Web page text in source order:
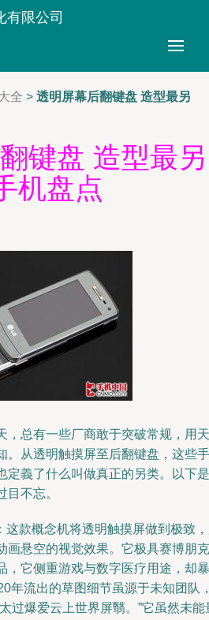
有限公司
全 > 透明屏幕后翻键盘 造型最另
键盘 造型最另
机盘点
，总有一些厂商敢于突破常规，用天
。从透明触摸屏至后翻键盘，这些手
定義了什么叫做真正的另类。以下是
不忘。
这款概念机将透明触摸屏做到极致
画悬空的视觉效果。它极具赛博朋克
，它侧重游戏与数字医疗用途，却暴
年流出的草图细节虽源于未知团队
过爆爱云上世界屏翳。”它虽然未能